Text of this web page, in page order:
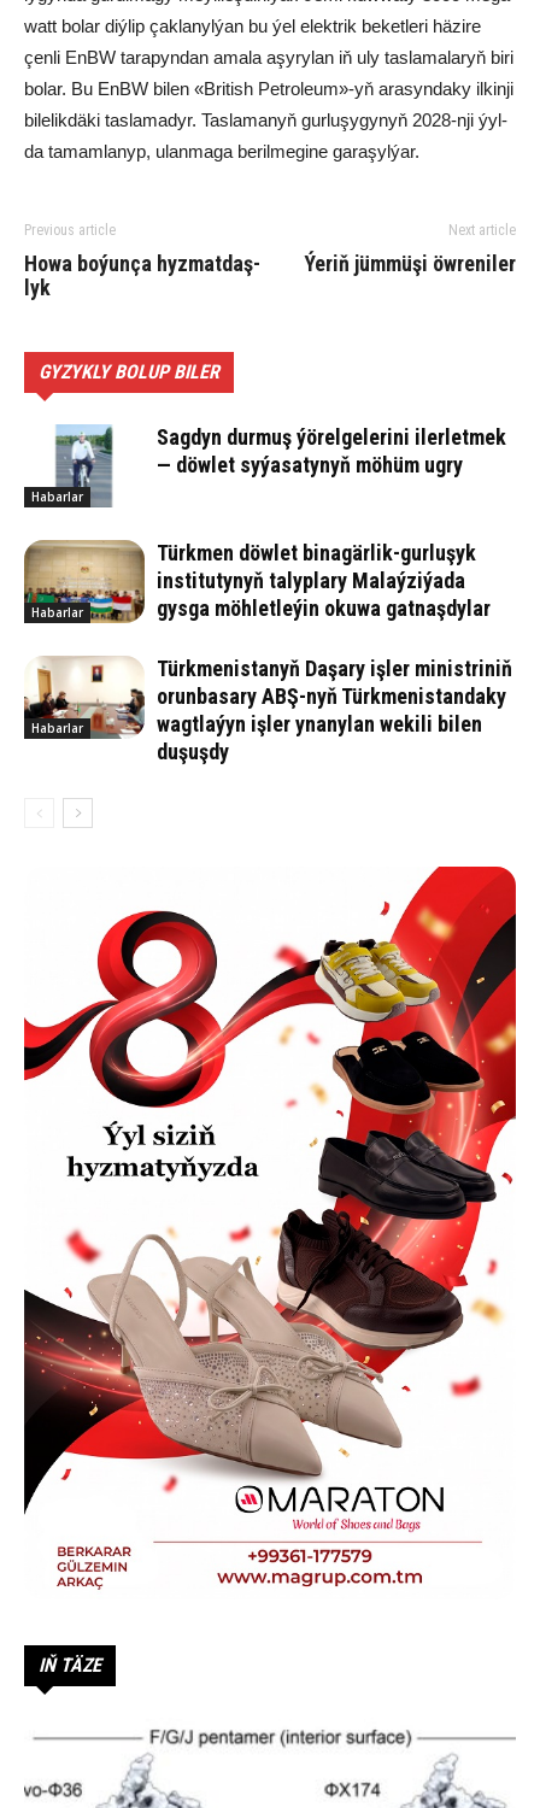
watt bo­lar diý­lip çak­la­nyl­ýan bu ýel elekt­rik be­ket­le­ri hä­zi­re
çen­li EnBW ta­ra­pyn­dan ama­la aşy­ry­lan iň uly tas­la­ma­la­ryň bi­ri
bo­lar. Bu EnBW bi­len «Bri­tish Pet­ro­le­um»-yň ara­syn­da­ky il­kin­ji
bi­le­lik­dä­ki tas­la­ma­dyr. Tas­la­ma­nyň gur­lu­şy­gy­nyň 2028-nji ýyl­
da ta­mam­la­nyp, ula­n­ma­ga be­ril­me­gi­ne ga­ra­şyl­ýar.
Previous article
Ho­wa bo­ýun­ça hyz­mat­daş­
ly­k
Next article
Ýe­riň jüm­mü­şi öw­re­ni­ler
GYZYKLY BOLUP BILER
Habarlar
Sagdyn durmuş ýörelgelerini ilerletmek
— döwlet syýasatynyň möhüm ugry
Habarlar
Türkmen döwlet binagärlik-gurluşyk
institutynyň talyplary Malaýziýada
gysga möhletleýin okuwa gatnaşdylar
Habarlar
Türkmenistanyň Daşary işler ministriniň
orunbasary ABŞ-nyň Türkmenistandaky
wagtlaýyn işler ynanylan wekili bilen
duşuşdy
IŇ TÄZE